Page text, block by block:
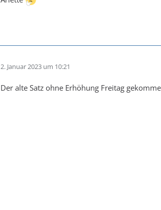
2. Januar 2023 um 10:21
Der alte Satz ohne Erhöhung Freitag